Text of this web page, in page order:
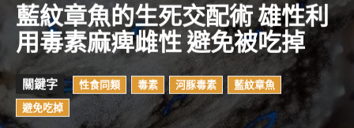
藍紋章魚的生死交配術 雄性利
用毒素麻痺雌性 避免被吃掉
關鍵字 性食同類 毒素 河豚毒素
藍紋章魚
避免吃掉